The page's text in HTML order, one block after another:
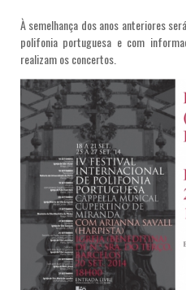
À semelhança dos anos anteriores
polifonia portuguesa e com
realizam os concertos.